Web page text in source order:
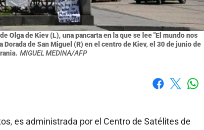
Olga de Kiev (L), una pancarta en la que se lee "El mundo nos
de San Miguel (R) en el centro de Kiev, el 30 de junio de
MIGUEL MEDINA/AFP
es administrada por el Centro de Satélites de